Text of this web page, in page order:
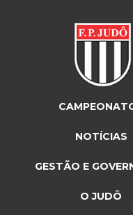
NOTÍCIAS
GESTÃO E
O JUDÔ